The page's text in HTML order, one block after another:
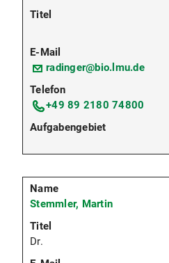
radinger@bio.lmu.de
+49 89 2180 74800
Stemmler, Martin
Dr.